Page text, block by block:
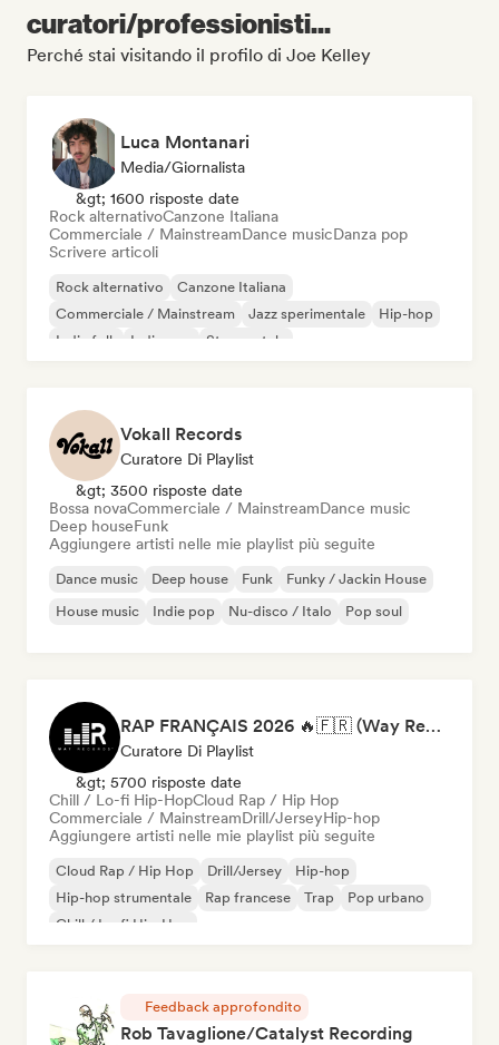
curatori/professionisti...
Perché stai visitando il profilo di Joe Kelley
Luca Montanari
Media/Giornalista
&gt; 1600 risposte date
Rock alternativoCanzone Italiana
Commerciale / MainstreamDance musicDanza pop
Scrivere articoli
Rock alternativo
Canzone Italiana
Commerciale / Mainstream
Jazz sperimentale
Hip-hop
Indie folk
Indie pop Strumentale
Vokall Records
Curatore Di Playlist
&gt; 3500 risposte date
Bossa novaCommerciale / MainstreamDance music
Deep houseFunk
Aggiungere artisti nelle mie playlist più seguite
Dance music Deep house Funk
Funky / Jackin House
House music
Indie pop Nu-disco / Italo Pop soul
RAP FRANÇAIS 2026 🔥🇫🇷 (Way Records)
Curatore Di Playlist
&gt; 5700 risposte date
Chill / Lo-fi Hip-HopCloud Rap / Hip Hop
Commerciale / MainstreamDrill/JerseyHip-hop
Aggiungere artisti nelle mie playlist più seguite
Cloud Rap / Hip Hop Drill/Jersey
Hip-hop
Hip-hop strumentale
Rap francese Trap
Pop urbano
Chill / Lo-fi Hip-Hop
Feedback approfondito
Rob Tavaglione/Catalyst Recording